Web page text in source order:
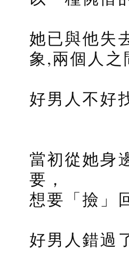
她已與他失
象,兩個人
好男人不好
當初從她身
要，
想要「撿」
好男人錯過